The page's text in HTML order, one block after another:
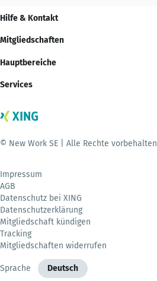
Hilfe & Kontakt
Mitgliedschaften
Hauptbereiche
Services
© New Work SE | Alle Rechte vorbehalten
Impressum
AGB
Datenschutz bei XING
Datenschutzerklärung
Mitgliedschaft kündigen
Tracking
Mitgliedschaften widerrufen
Sprache Deutsch